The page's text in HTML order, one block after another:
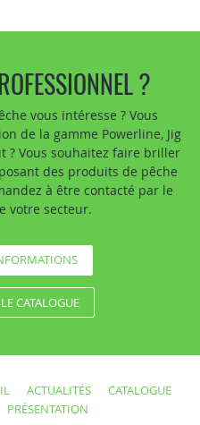
?
vous intéresse ? Vous
de la gamme Powerline, Jig
? Vous souhaitez faire briller
des produits de pêche
à être contacté par le
votre secteur.
CATALOGUE
ACTUALITÉS
CATALOGUE
PRÉSENTATION